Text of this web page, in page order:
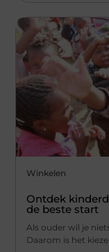
Winkelen
Ontdek
de beste start
Als ouder wil je
Daarom is het